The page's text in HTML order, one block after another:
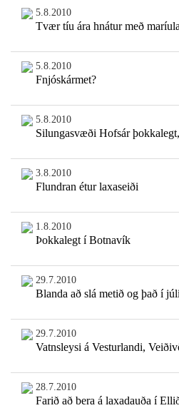
5.8.2010
Tvær tíu ára hnátur með
5.8.2010
Fnjóskármet?
5.8.2010
Silungasvæði Hofsár
3.8.2010
Flundran étur laxaseiði
1.8.2010
Þokkalegt í Botnavík
29.7.2010
Blanda að slá metið og það í
29.7.2010
Vatnsleysi á Vesturlandi,
28.7.2010
Farið að bera á laxadauða í